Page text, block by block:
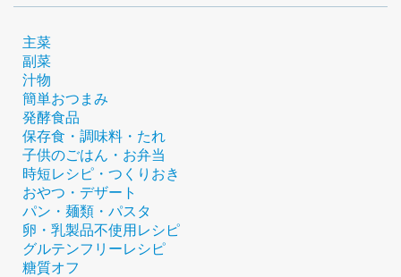
主菜
副菜
汁物
簡単おつまみ
発酵食品
保存食・調味料・たれ
子供のごはん・お弁当
時短レシピ・つくりおき
おやつ・デザート
パン・麺類・パスタ
卵・乳製品不使用レシピ
グルテンフリーレシピ
糖質オフ